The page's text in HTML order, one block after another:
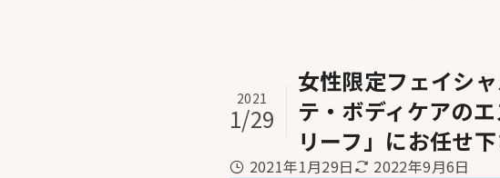
女性限定フェイシ
テ・ボディケアの
リーフ」にお任せ下
2021
1/29
2021年1月29日 2022年9月6日